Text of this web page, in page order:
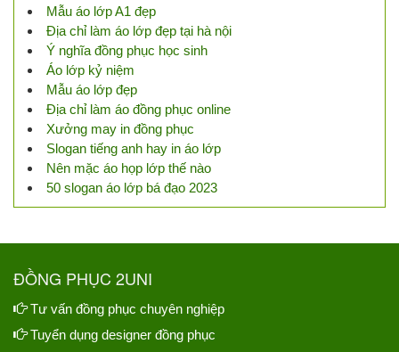
Mẫu áo lớp A1 đẹp
Địa chỉ làm áo lớp đẹp tại hà nội
Ý nghĩa đồng phục học sinh
Áo lớp kỷ niệm
Mẫu áo lớp đẹp
Địa chỉ làm áo đồng phục online
Xưởng may in đồng phục
Slogan tiếng anh hay in áo lớp
Nên mặc áo họp lớp thế nào
50 slogan áo lớp bá đạo 2023
ĐỒNG PHỤC 2UNI
Tư vấn đồng phục chuyên nghiệp
Tuyển dụng designer đồng phục